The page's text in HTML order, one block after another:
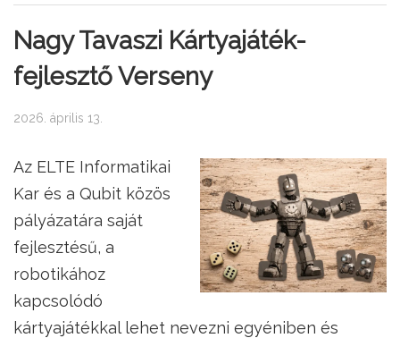
Nagy Tavaszi Kártyajáték-
fejlesztő Verseny
2026. április 13.
Az ELTE Informatikai
Kar és a Qubit közös
pályázatára saját
fejlesztésű, a
robotikához
kapcsolódó
kártyajátékkal lehet nevezni egyéniben és